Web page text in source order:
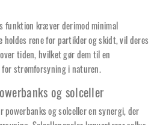
funktion kræver derimod minimal
holdes rene for partikler og skidt, vil deres
tiden, hvilket gør dem til en
strømforsyning i naturen.
og solceller
powerbanks og solceller en synergi, der